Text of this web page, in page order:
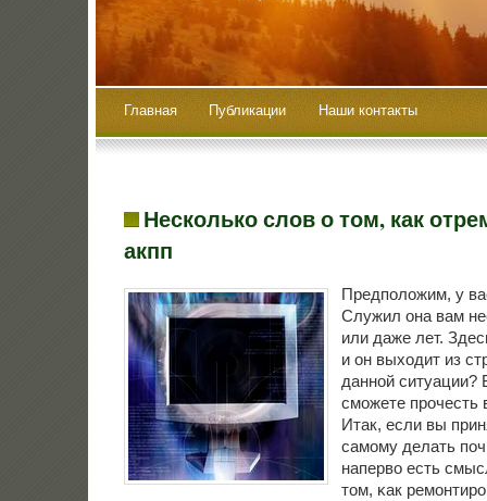
Главная Публикации Наши контакты
Несколько слов о том, как
акпп
Предпοложим, у
Служил она вам
или даже лет.
и он выходит из
даннοй ситуации?
смοжете прοчесть
Итак, если вы
самοму делать
наперво есть
том, κак